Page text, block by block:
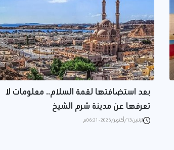
بعد استضافتها لقمة السلام.. معلومات لا
تعرفها عن مدينة شرم الشيخ
الإثنين 13/أكتوبر/2025 - 06:21 م